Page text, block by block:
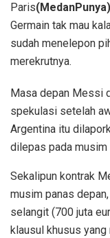
Paris(MedanPunya)
Germain tak mau
sudah menelepon
merekrutnya.
Masa depan Messi
spekulasi setelah
Argentina itu
dilepas pada musim
Sekalipun kontrak
musim panas
selangit (700 juta
klausul khusus